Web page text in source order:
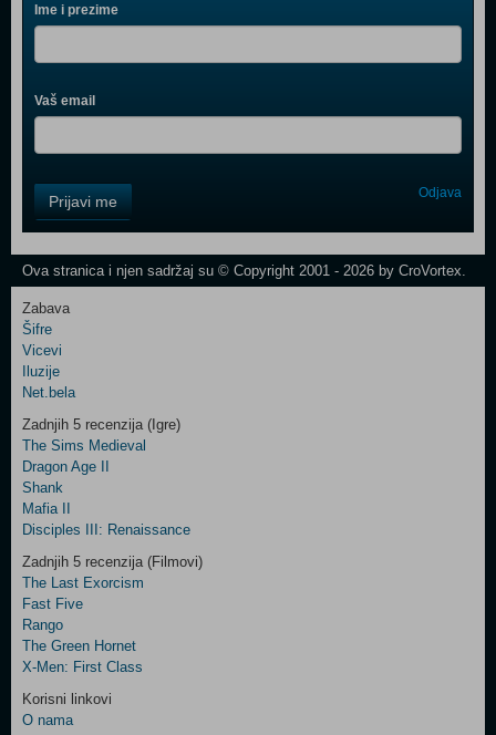
Ime i prezime
Vaš email
Field
One
Control
Two
Newsletter
Control
Field
Three
Prijavi me Odjava
Ova stranica i njen sadržaj su © Copyright 2001 - 2026 by CroVortex.
Zabava
Šifre
Vicevi
Iluzije
Net.bela
Zadnjih 5 recenzija (Igre)
The Sims Medieval
Dragon Age II
Shank
Mafia II
Disciples III: Renaissance
Zadnjih 5 recenzija (Filmovi)
The Last Exorcism
Fast Five
Rango
The Green Hornet
X-Men: First Class
Korisni linkovi
O nama